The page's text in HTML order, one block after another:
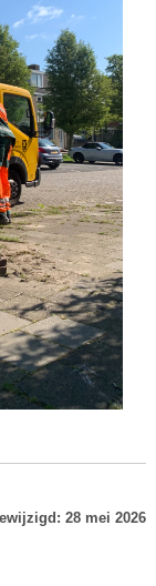
28 mei 2026